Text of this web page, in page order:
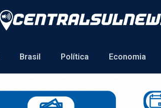
Brasil Política Economia